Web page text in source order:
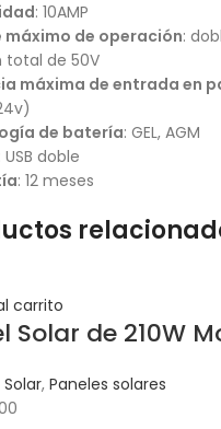
: 10AMP
de operación:
total de 50V
máxima de entrada en
de batería: GEL, AGM
: USB doble
: 12 meses
carrito
Solar de 210W
, Paneles solares